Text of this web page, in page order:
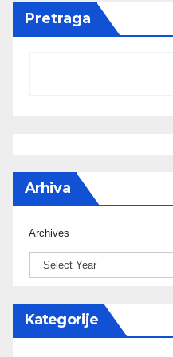
Pretraga
Arhiva
Archives
Kategorije